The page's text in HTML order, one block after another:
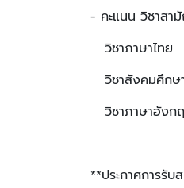
- คะแนน วิชาส
วิชาภาษาไ
วิชาสังคมศึ
วิชาภาษาอั
**ประกาศการรับ